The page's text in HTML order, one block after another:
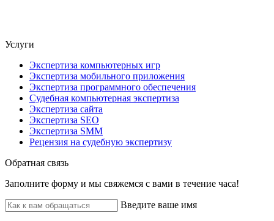
Услуги
Экспертиза компьютерных игр
Экспертиза мобильного приложения
Экспертиза программного обеспечения
Судебная компьютерная экспертиза
Экспертиза сайта
Экспертиза SEO
Экспертиза SMM
Рецензия на судебную экспертизу
Обратная связь
Заполните форму и мы свяжемся с вами в течение часа!
Введите ваше имя